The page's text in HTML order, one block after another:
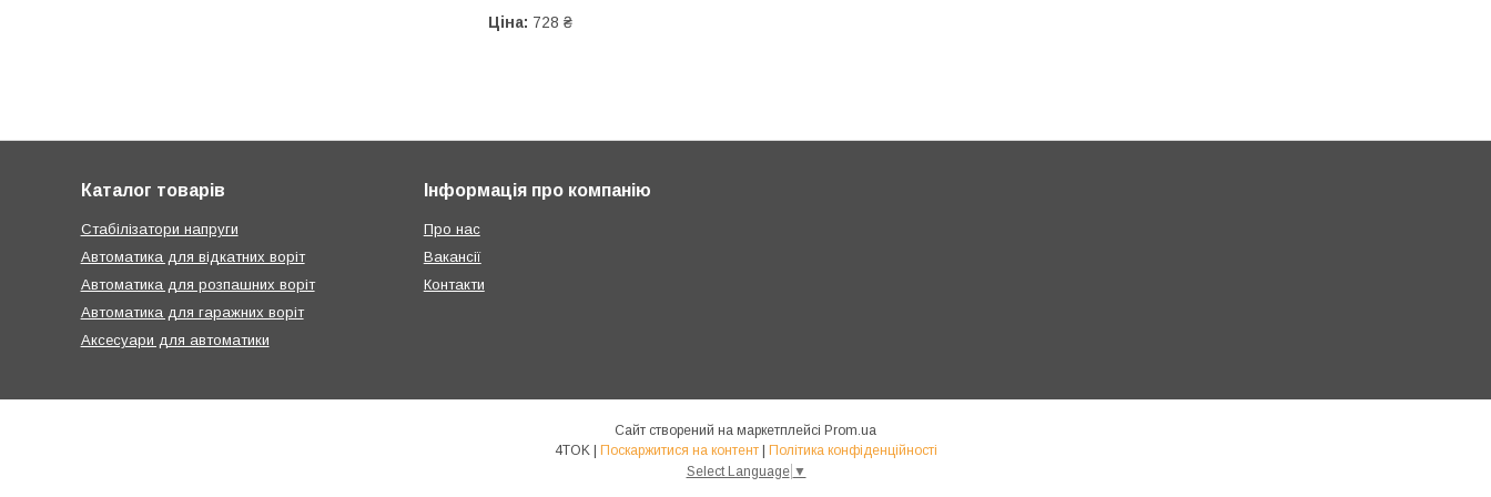
Ціна: 728 ₴
Каталог товарів
Стабілізатори напруги
Автоматика для відкатних воріт
Автоматика для розпашних воріт
Автоматика для гаражних воріт
Аксесуари для автоматики
Інформація про компанію
Про нас
Вакансії
Контакти
Сайт створений на маркетплейсі Prom.ua
4TOK | Поскаржитися на контент | Політика конфіденційності
Select Language ▼